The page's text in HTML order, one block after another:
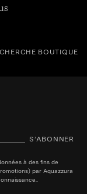
BOUTIQUE
S’ABONNER
à des fins de
par Aquazzura